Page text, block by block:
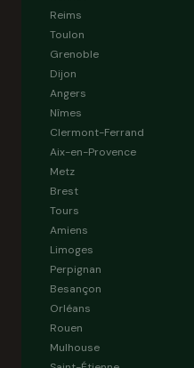
Reims
Toulon
Grenoble
Dijon
Angers
Nîmes
Clermont-Ferrand
Aix-en-Provence
Metz
Brest
Tours
Amiens
Limoges
Perpignan
Besançon
Orléans
Rouen
Mulhouse